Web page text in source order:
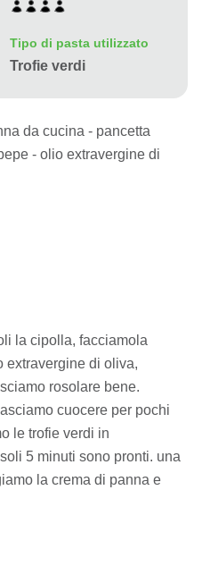
Tipo di pasta utilizzato
Trofie verdi
da cucina - pancetta
- olio extravergine di
la cipolla, facciamola
extravergine di oliva,
rosolare bene.
cuocere per pochi
le trofie verdi in
5 minuti sono pronti. una
la crema di panna e